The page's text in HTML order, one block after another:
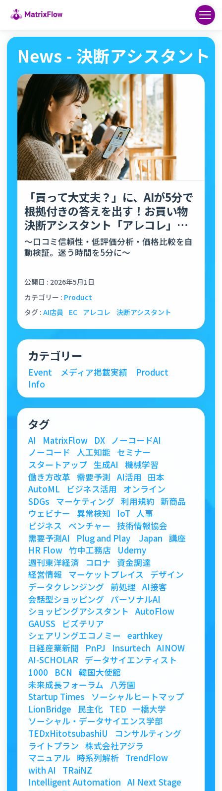
News - 決断アシスタント
「買って大丈夫？」に、AIが5分で
根拠付きの答えを出す！お買い物
決断アシスタント「アレコレ」正
式リリース
〜口コミ信頼性・低評価分析・価格比較を自
動検証。迷う時間を5分に〜
公開日 : 2026年5月1日
カテゴリー : Product
タグ : AI店員 EC アレコレ 決断アシスタント
カテゴリー
Event メディア掲載実績
Product
Info
タグ
AI MatrixFlow DX
ノーコードAI
ノーコード
人工知能
セミナー
スタートアップ 生成AI
機械学習
働き方改革
需要予測 AI活用
田本
AutoML
ビジネス活用
オンライン
SDGs
マーケティング 利用規約 新商品
ウェビナー
異常検知 IoT 人事
ビジネス
ベンチャー
技術情報協会
需要予測AI
Plug and Play Japan 講座
HR Flow 竹中工務店
Udemy
週刊東洋経済
コロナ
資金調達
経営情報 マーケットプレイス
デザイン
データクレンジング 前処理 AI接客
会話型ショッピング
パーソナルAI
ショッピングアシスタント
AutoFlow
GAUSS
ビズテリア
シェアリングエコノミー
earthkey
日経産業新聞
PnPJ Insurtech AINOW
AI-SCHOLAR データサイエンティスト
1000
BCN
韓国大使館
未来成長フォーラム
八芳園
Startup Times
ソーシャルヒートマップ
LionBridge 民主化 TED 一橋大学
ソーシャル・データサイエンス学部
TEDxHitotsubashiU
コンサルティング
ライトプラン 株式会社アジラ
マニュアル 時系列解析 TrendFlow
with AI
TRaiNZ
Intelligent Automation AI Next Stage